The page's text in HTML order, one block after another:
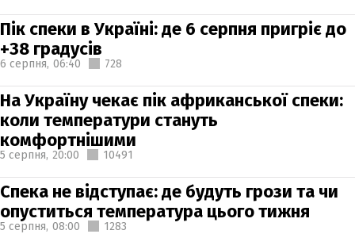
Пік спеки в Україні: де 6 серпня пригріє до
+38 градусів
6 серпня, 06:40 728
На Україну чекає пік африканської спеки:
коли температури стануть
комфортнішими
5 серпня, 20:00 10491
Спека не відступає: де будуть грози та чи
опуститься температура цього тижня
5 серпня, 08:00 1283